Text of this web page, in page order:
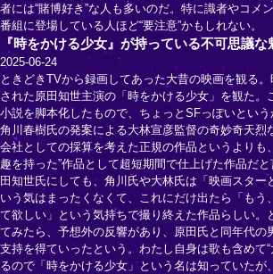
者には“賭博好き”な人も多いのだ。特に識者やコメ
番組に登場している人ほど“要注意”かもしれない。
『時をかける少女』が持っている不可思議な
2025-06-24
ときどきTVから録画してあった大昔の映画を観る
された原田知世主演の「時をかける少女」を観た。
小説を脚本化したもので、ちょっとSFっぽいという
角川春樹氏の発案による大林宣彦監督の奇妙奇天烈
会社としての採算を考えた正規の作品というよりも
趣を持った”作品として超短期間で仕上げた作品だ
田知世氏にしても、角川氏や大林氏は「映画スター
いう気はまったくなくて、これにだけ出たら「もう
て欲しい」という気持ちで撮り終えた作品らしい。
てみたら、予想外の反響があり、原田氏と同年代の
支持を得ていったという。わたし自身は歌も含めて
るので「時をかける少女」という名は知っていたが